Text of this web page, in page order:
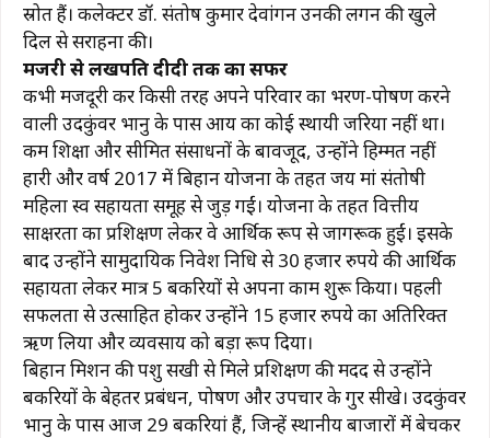
स्रोत हैं। कलेक्टर डॉ. संतोष कुमार देवांगन उनकी लगन की खुले
दिल से सराहना की।
मजदूरी से लखपति दीदी तक का सफर
कभी मजदूरी कर किसी तरह अपने परिवार का भरण-पोषण करने
वाली उदकुंवर भानु के पास आय का कोई स्थायी जरिया नहीं था।
कम शिक्षा और सीमित संसाधनों के बावजूद, उन्होंने हिम्मत नहीं
हारी और वर्ष 2017 में बिहान योजना के तहत जय मां संतोषी
महिला स्व सहायता समूह से जुड़ गईं। योजना के तहत वित्तीय
साक्षरता का प्रशिक्षण लेकर वे आर्थिक रूप से जागरूक हुईं। इसके
बाद उन्होंने सामुदायिक निवेश निधि से 30 हजार रुपये की आर्थिक
सहायता लेकर मात्र 5 बकरियों से अपना काम शुरू किया। पहली
सफलता से उत्साहित होकर उन्होंने 15 हजार रुपये का अतिरिक्त
ऋण लिया और व्यवसाय को बड़ा रूप दिया।
बिहान मिशन की पशु सखी से मिले प्रशिक्षण की मदद से उन्होंने
बकरियों के बेहतर प्रबंधन, पोषण और उपचार के गुर सीखे। उदकुंवर
भानु के पास आज 29 बकरियां हैं, जिन्हें स्थानीय बाजारों में बेचकर